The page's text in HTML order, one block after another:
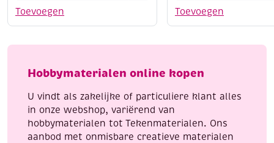
Toevoegen
wit,
aantal
Toevoegen
59
schuimkwast
aantal
Hobbymaterialen online kopen
U vindt als zakelijke of particuliere klant alles
in onze webshop, variërend van
hobbymaterialen tot Tekenmaterialen. Ons
aanbod met onmisbare creatieve materialen